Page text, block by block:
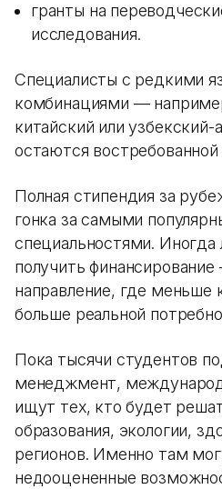
гранты на
исследования.
Специалисты с редкими
комбинациями —
китайский или
остаются
Полная стипендия за
гонка за самыми
специальностями.
получить
направление, где меньше
больше реальной
Пока тысячи студентов
менеджмент,
ищут тех, кто будет
образования, экологии,
регионов. Именно там
недооцененные